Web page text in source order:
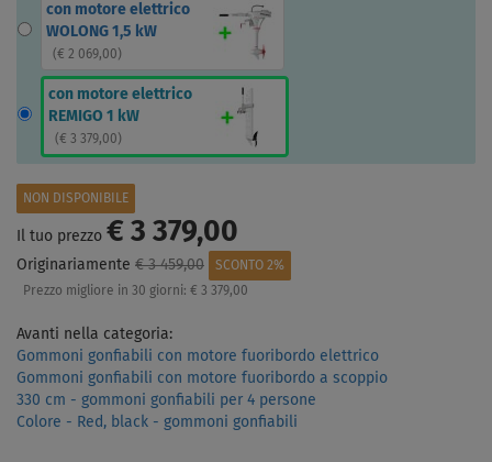
con motore elettrico
WOLONG 1,5 kW
( € 2 069,00)
con motore elettrico
REMIGO 1 kW
( € 3 379,00)
NON DISPONIBILE
Il tuo prezzo € 3 379,00
Originariamente € 3 459,00
SCONTO 2%
Prezzo migliore in 30 giorni: € 3 379,00
Avanti nella categoria:
Gommoni gonfiabili con motore fuoribordo elettrico
Gommoni gonfiabili con motore fuoribordo a scoppio
330 cm - gommoni gonfiabili per 4 persone
Colore - Red, black - gommoni gonfiabili